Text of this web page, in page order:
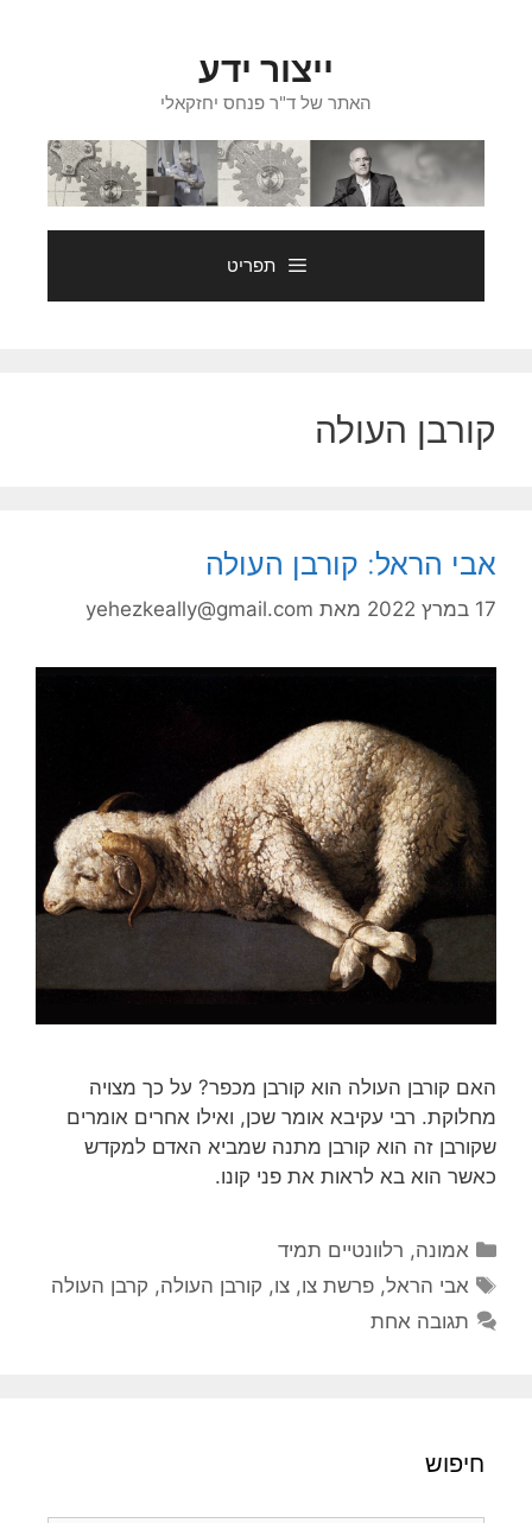
ייצור ידע
האתר של ד"ר פנחס יחזקאלי
תפריט
קורבן העולה
אבי הראל: קורבן העולה
17 במרץ 2022 מאת yehezkeally@gmail.com
האם קורבן העולה הוא קורבן מכפר? על כך מצויה
מחלוקת. רבי עקיבא אומר שכן, ואילו אחרים אומרים
שקורבן זה הוא קורבן מתנה שמביא האדם למקדש
כאשר הוא בא לראות את פני קונו.
קטגוריות
אמונה, רלוונטיים תמיד
תגיות
אבי הראל,פרשת צו,צו, קורבן העולה, קרבן העולה
תגובה אחת
חיפוש